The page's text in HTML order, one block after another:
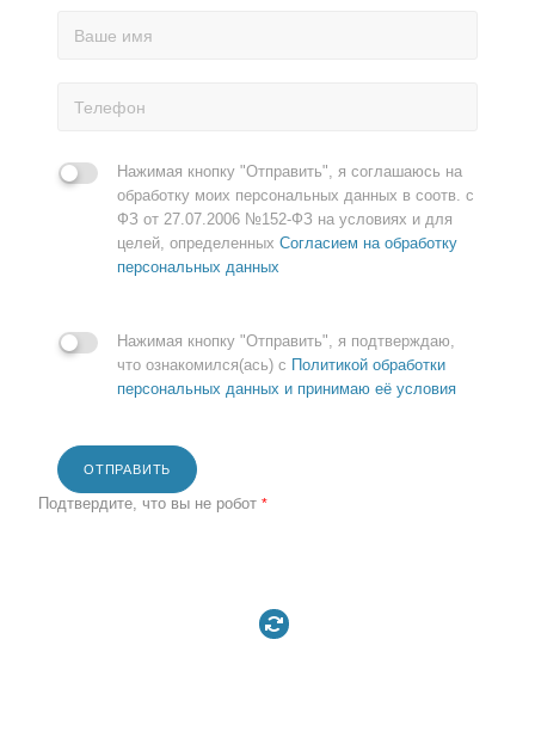
Нажимая кнопку "Отправить", я соглашаюсь на
обработку моих персональных данных в соотв. с
ФЗ от 27.07.2006 №152-ФЗ на условиях и для
целей, определенных Согласием на обработку
персональных данных
Нажимая кнопку "Отправить", я подтверждаю,
что ознакомился(ась) с Политикой обработки
персональных данных и принимаю её условия
ОТПРАВИТЬ
Подтвердите, что вы не робот *